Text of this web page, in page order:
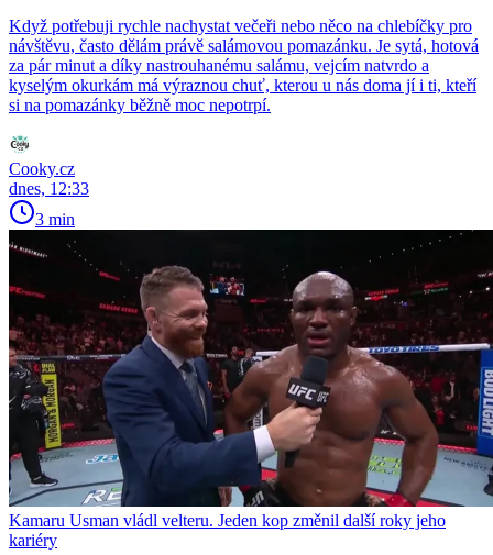
Když potřebuji rychle nachystat večeři nebo něco na chlebíčky pro
návštěvu, často dělám právě salámovou pomazánku. Je sytá, hotová
za pár minut a díky nastrouhanému salámu, vejcím natvrdo a
kyselým okurkám má výraznou chuť, kterou u nás doma jí i ti, kteří
si na pomazánky běžně moc nepotrpí.
Cooky.cz
dnes, 12:33
3 min
Kamaru Usman vládl velteru. Jeden kop změnil další roky jeho
kariéry